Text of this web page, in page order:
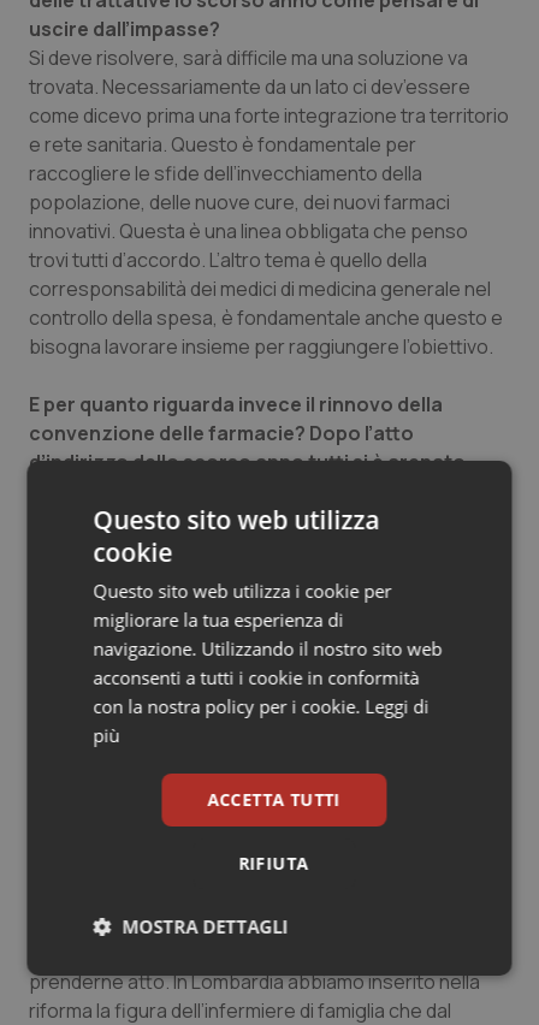
uscire dall’impasse?
Si deve risolvere, sarà difficile ma una soluzione va
trovata. Necessariamente da un lato ci dev’essere
come dicevo prima una forte integrazione tra territorio
e rete sanitaria. Questo è fondamentale per
raccogliere le sfide dell’invecchiamento della
popolazione, delle nuove cure, dei nuovi farmaci
innovativi. Questa è una linea obbligata che penso
trovi tutti d’accordo. L’altro tema è quello della
corresponsabilità dei medici di medicina generale nel
controllo della spesa, è fondamentale anche questo e
bisogna lavorare insieme per raggiungere l’obiettivo.
E per quanto riguarda invece il rinnovo della
convenzione delle farmacie? Dopo l’atto
d’indirizzo dello scorso anno tutti si è arenato.
scorsi giorni con la presidente di Federfarma perché la
farmacia nella logica di un percorso integrato è
fondamentale, penso in questo senso alla farmacia dei
servizi. Soprattutto con le farmacie, con piccoli
investimenti nella filiera poi possiamo arrivare a
produrre risparmi.
Altro tema caldo è il confronto tra professioni,
vedi medici e infermieri. Lei che idea si è fatto?
Diciamo che medici e infermieri lavorano tutti i giorni
insieme e non mi pare che si prendono a legnate
bisogna sedersi intorno ad un tavolo e trovare una
professioni sanitarie hanno vissuto in questi anni una
prenderne atto. In Lombardia abbiamo inserito nella
riforma la figura dell’infermiere di famiglia che dal
Questo sito web utilizza
cookie
Questo sito web utilizza i cookie per
migliorare la tua esperienza di
navigazione. Utilizzando il nostro sito web
acconsenti a tutti i cookie in conformità
con la nostra policy per i cookie. Leggi di
più
ACCETTA TUTTI
RIFIUTA
MOSTRA DETTAGLI
Necessari Statistici Marketing